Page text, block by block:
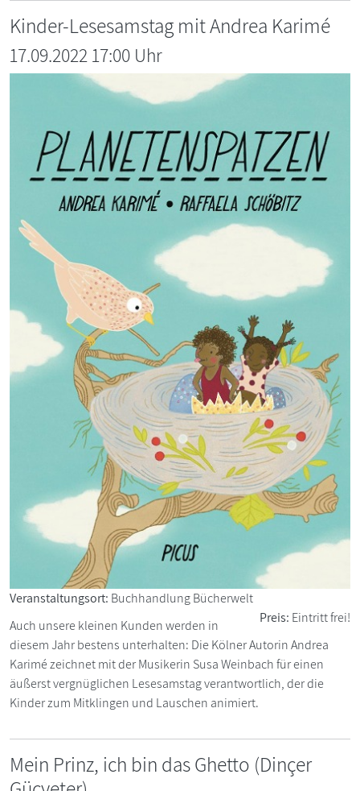
Kinder-Lesesamstag mit Andrea Karimé
17.09.2022 17:00 Uhr
Veranstaltungsort: Buchhandlung Bücherwelt
Preis: Eintritt frei!
Auch unsere kleinen Kunden werden in
diesem Jahr bestens unterhalten: Die Kölner Autorin Andrea
Karimé zeichnet mit der Musikerin Susa Weinbach für einen
äußerst vergnüglichen Lesesamstag verantwortlich, der die
Kinder zum Mitklingen und Lauschen animiert.
Mein Prinz, ich bin das Ghetto (Dinçer